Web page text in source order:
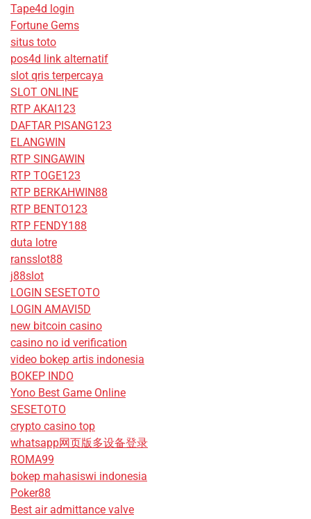
Tape4d login
Fortune Gems
situs toto
pos4d link alternatif
slot qris terpercaya
SLOT ONLINE
RTP AKAI123
DAFTAR PISANG123
ELANGWIN
RTP SINGAWIN
RTP TOGE123
RTP BERKAHWIN88
RTP BENTO123
RTP FENDY188
duta lotre
ransslot88
j88slot
LOGIN SESETOTO
LOGIN AMAVI5D
new bitcoin casino
casino no id verification
video bokep artis indonesia
BOKEP INDO
Yono Best Game Online
SESETOTO
crypto casino top
whatsapp网页版多设备登录
ROMA99
bokep mahasiswi indonesia
Poker88
Best air admittance valve